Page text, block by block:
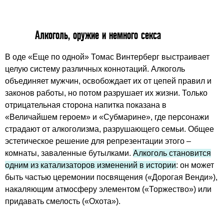
Алкоголь, оружие и немного секса
В оде «Еще по одной» Томас Винтерберг выстраивает
целую систему различных коннотаций. Алкоголь
объединяет мужчин, освобождает их от цепей правил и
законов работы, но потом разрушает их жизни. Только
отрицательная сторона напитка показана в
«Величайшем героем» и «Субмарине», где персонажи
страдают от алкоголизма, разрушающего семьи. Общее
эстетическое решение для репрезентации этого –
комнаты, заваленные бутылками. Алкоголь становится
одним из катализаторов изменений в истории: он может
быть частью церемонии посвящения («Дорогая Венди»),
накаляющим атмосферу элементом («Торжество») или
придавать смелость («Охота»).